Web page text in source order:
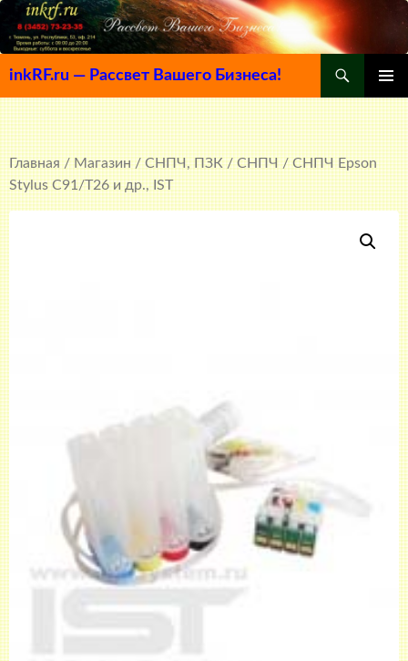
inkRF.ru — Рассвет Вашего Бизнеса!
МЕНЮ
К
СОДЕРЖИМОМУ
Главная/Магазин/СНПЧ, ПЗК/СНПЧ/ СНПЧ Epson
Stylus C91/Т26 и др., IST